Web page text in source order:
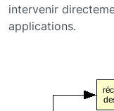
intervenir
applications.